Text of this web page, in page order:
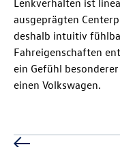
Lenkverhalten ist
ausgeprägten
deshalb intuitiv
Fahreigenschaften
ein Gefühl
einen Volkswagen.